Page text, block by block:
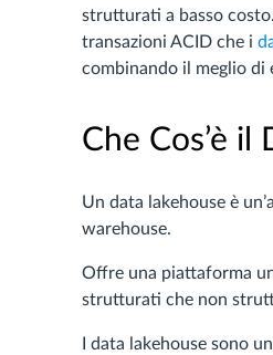
strutturati a basso
transazioni ACID che i
combinando il meglio di
Che Cos’è il
Un data lakehouse è
warehouse.
Offre una piattaforma
strutturati che non
I data lakehouse sono